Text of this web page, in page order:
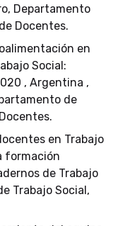
Departamento
Docentes.
en
Social:
, Argentina ,
de
en Trabajo
formación
de Trabajo
Trabajo Social,